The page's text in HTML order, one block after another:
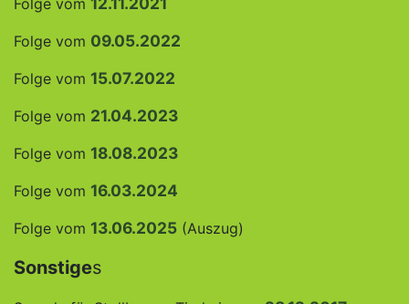
Folge vom
Folge vom 09.05.2022
Folge vom 15.07.2022
Folge vom 21.04.2023
Folge vom 18.08.2023
Folge vom 16.03.2024
Folge vom 13.06.2025 (Auszug)
Sonstiges